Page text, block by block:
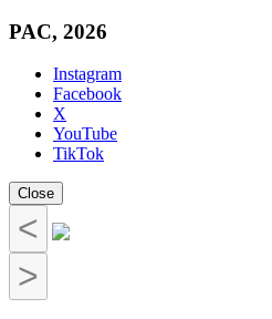
PAC, 2026
Instagram
Facebook
X
YouTube
TikTok
Close
<
>